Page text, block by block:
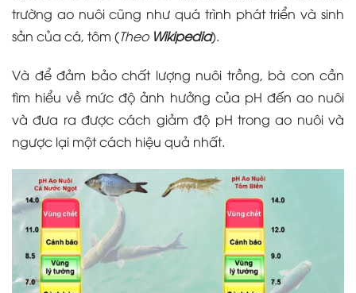
trường ao nuôi cũng như quá trình phát triển và sinh
sản của cá, tôm (Theo Wikipedia).
Và để đảm bảo chất lượng nuôi trồng, bà con cần
tìm hiểu về mức độ ảnh hưởng của pH đến ao nuôi
và đưa ra được cách giảm độ pH trong ao nuôi và
ngược lại một cách hiệu quả nhất.